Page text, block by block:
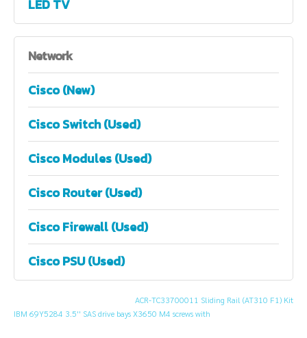
LED TV
Network
Cisco (New)
Cisco Switch (Used)
Cisco Modules (Used)
Cisco Router (Used)
Cisco Firewall (Used)
Cisco PSU (Used)
ACR-TC33700011 Sliding Rail (AT310 F1) Kit
IBM 69Y5284 3.5'' SAS drive bays X3650 M4 screws with